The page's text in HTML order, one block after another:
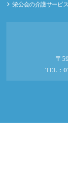
栄公会の介護サービス
〒
TEL：